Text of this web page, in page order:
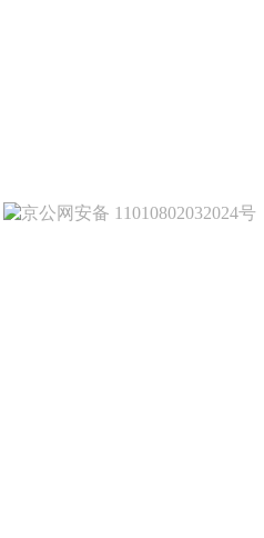
京公网安备 11010802032024号